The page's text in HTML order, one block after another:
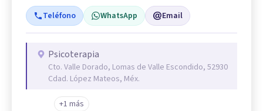
Teléfono WhatsApp Email
Psicoterapia
Cto. Valle Dorado, Lomas de Valle Escondido, 52930
Cdad. López Mateos, Méx.
+1 más